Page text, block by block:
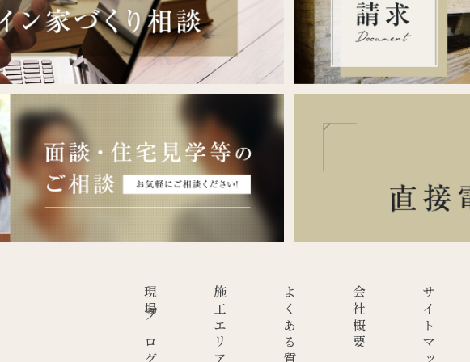
現場ブログ 施工エリア よくある質問 会社概要 サイトマップ